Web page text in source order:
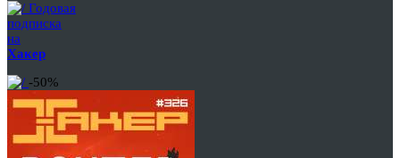
Годовая
подписка
на
Хакер
-50%